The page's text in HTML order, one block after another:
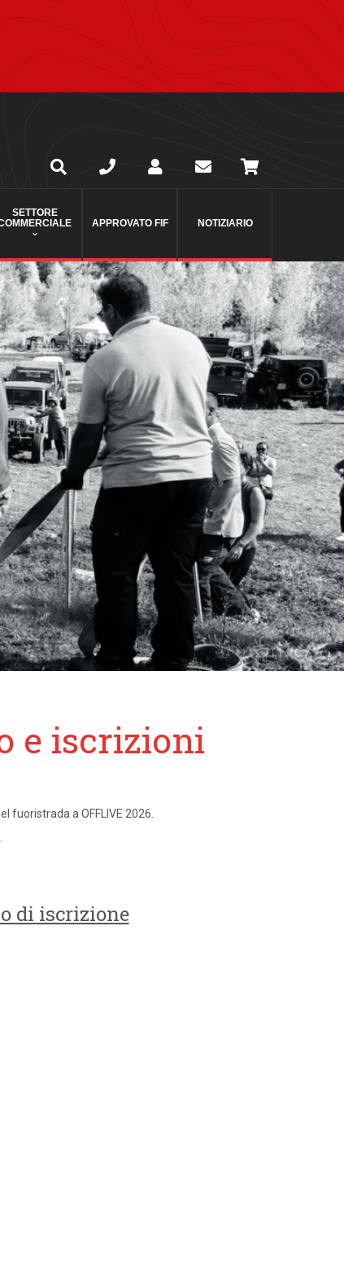
SETTORE
APPROVATO FIF NOTIZIARIO
e iscrizioni
fuoristrada a OFFLIVE 2026.
di iscrizione